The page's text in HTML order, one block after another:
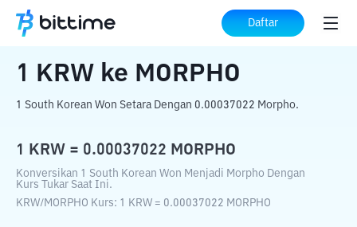
Daftar
Beranda Konverter Kripto ke MORPHO
1 KRW ke MORPHO
1 South Korean Won Setara Dengan 0.00037022 Morpho.
1 KRW = 0.00037022 MORPHO
Konversikan 1 South Korean Won Menjadi Morpho Dengan
Kurs Tukar Saat Ini.
KRW/MORPHO Kurs: 1 KRW = 0.00037022 MORPHO